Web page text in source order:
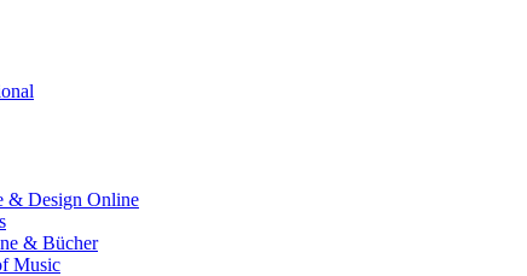
& Design Online
& Bücher
Music